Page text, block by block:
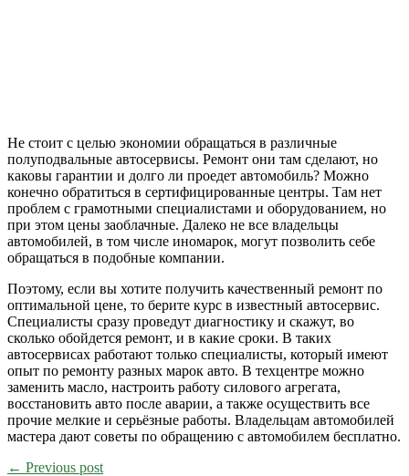
Не стоит с целью экономии обращаться в различные
полуподвальные автосервисы. Ремонт они там сделают, но
каковы гарантии и долго ли проедет автомобиль? Можно
конечно обратиться в сертифицированные центры. Там нет
проблем с грамотными специалистами и оборудованием, но
при этом цены заоблачные. Далеко не все владельцы
автомобилей, в том числе иномарок, могут позволить себе
обращаться в подобные компании.
Поэтому, если вы хотите получить качественный ремонт по
оптимальной цене, то берите курс в известный автосервис.
Специалисты сразу проведут диагностику и скажут, во
сколько обойдется ремонт, и в какие сроки. В таких
автосервисах работают только специалисты, который имеют
опыт по ремонту разных марок авто. В техцентре можно
заменить масло, настроить работу силового агрегата,
восстановить авто после аварии, а также осуществить все
прочие мелкие и серьёзные работы. Владельцам автомобилей
мастера дают советы по обращению с автомобилем бесплатно.
← Previous post